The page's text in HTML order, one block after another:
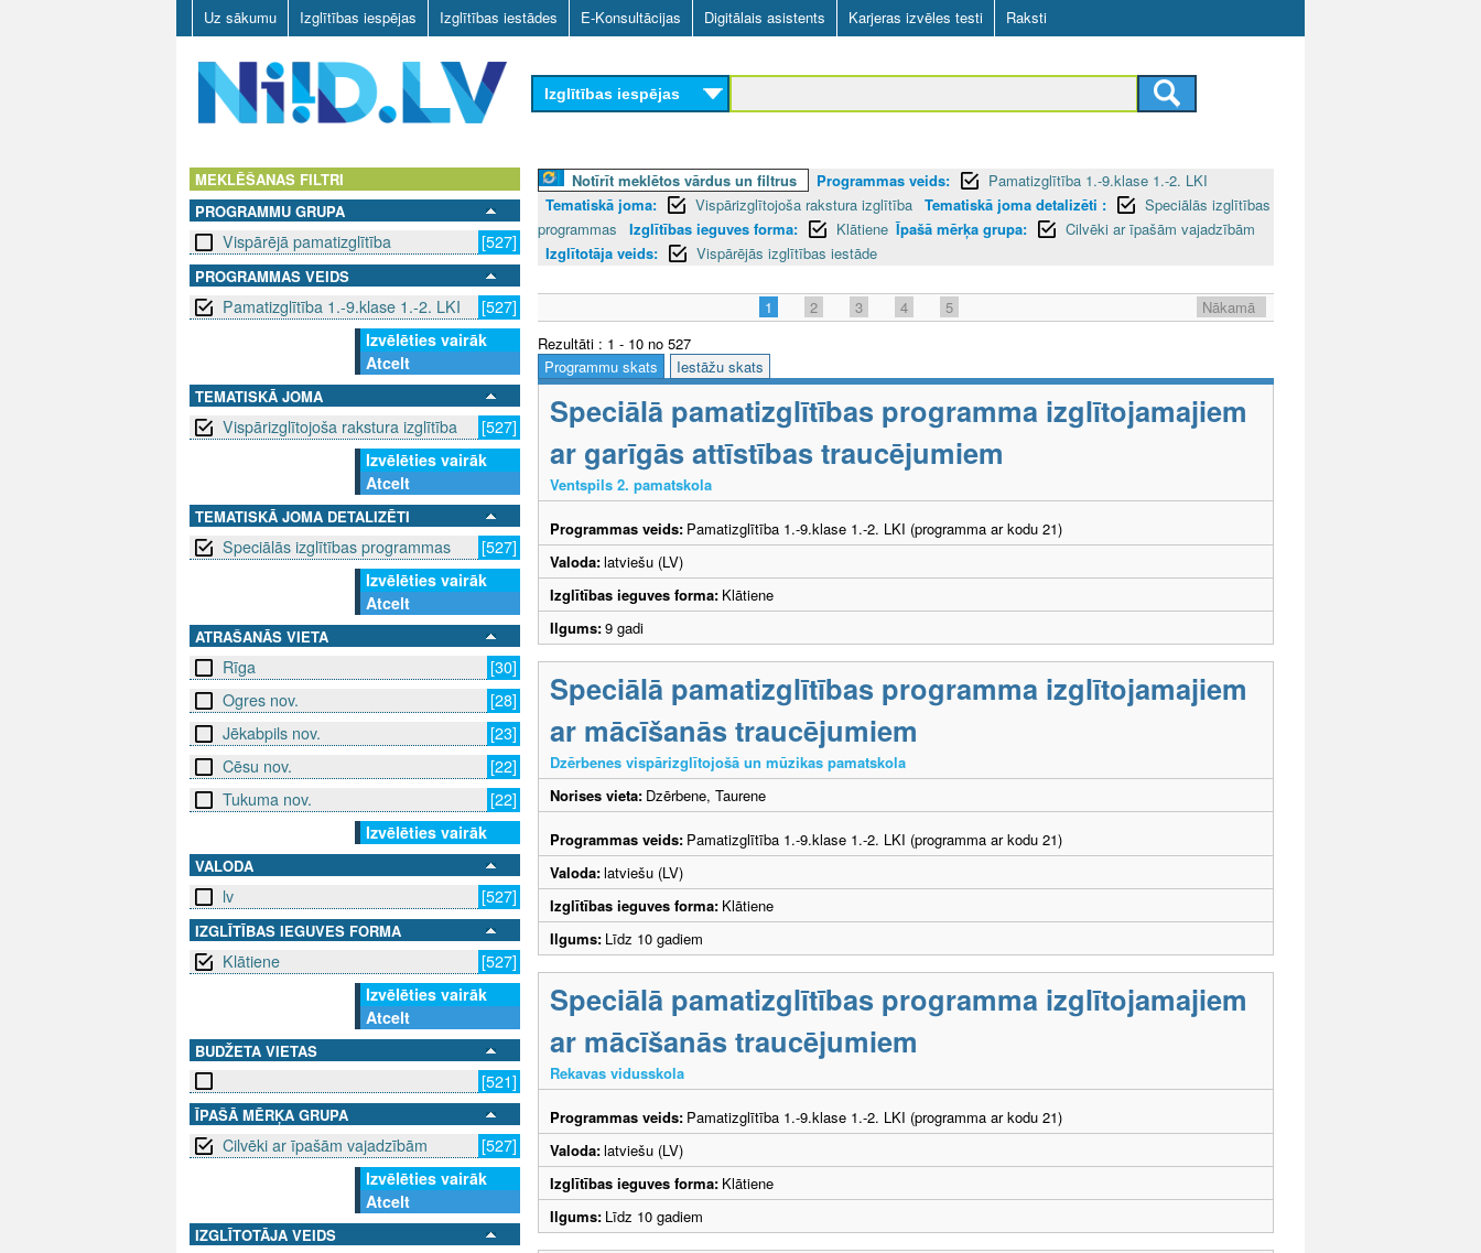
Skip
to
main
content
Uz sākumu Izglītības iespējas Izglītības iestādes E-Konsultācijas Digitālais asistents Karjeras izvēles testi Raksti
D
V
Izglītības iespējas
MEKLĒŠANAS FILTRI
PROGRAMMU GRUPA
Vispārējā pamatizglītība [527]
PROGRAMMAS VEIDS
Pamatizglītība 1.-9.klase 1.-2. LKI
[527]
Izvēlēties vairāk
Atcelt
TEMATISKĀ JOMA
Vispārizglītojoša rakstura izglītība
[527]
Izvēlēties vairāk
Atcelt
TEMATISKĀ JOMA DETALIZĒTI
Speciālās izglītības programmas
[527]
Izvēlēties vairāk
Atcelt
ATRAŠANĀS VIETA
Rīga
[30]
Ogres nov.
[28]
Jēkabpils nov.
[23]
Cēsu nov.
[22]
Tukuma nov.
[22]
Izvēlēties vairāk
VALODA
lv [527]
IZGLĪTĪBAS IEGUVES FORMA
Klātiene
[527]
Izvēlēties vairāk
Atcelt
BUDŽETA VIETAS
[521]
ĪPAŠĀ MĒRĶA GRUPA
Cilvēki ar īpašām vajadzībām
[527]
Izvēlēties vairāk
Atcelt
IZGLĪTOTĀJA VEIDS
Notīrīt meklētos vārdus un filtrus Programmas veids:
Pamatizglītība 1.-9.klase 1.-2. LKI
Tematiskā joma:
Vispārizglītojoša rakstura izglītība Tematiskā joma detalizēti :
Speciālās izglītības
programmas
Izglītības ieguves forma: Klātiene Īpašā mērķa grupa:
Cilvēki ar īpašām vajadzībām
Izglītotāja veids:
Vispārējās izglītības iestāde
1 2 3 4 5
Nākamā
Rezultāti : 1 - 10 no 527
Programmu skats
Iestāžu skats
Speciālā pamatizglītības programma izglītojamajiem
ar garīgās attīstības traucējumiem
Ventspils 2. pamatskola
Programmas veids: Pamatizglītība 1.-9.klase 1.-2. LKI (programma ar kodu 21)
Valoda:latviešu (LV)
Izglītības ieguves forma: Klātiene
Ilgums:9 gadi
Speciālā pamatizglītības programma izglītojamajiem
ar mācīšanās traucējumiem
Dzērbenes vispārizglītojošā un mūzikas pamatskola
Norises vieta: Dzērbene, Taurene
Programmas veids: Pamatizglītība 1.-9.klase 1.-2. LKI (programma ar kodu 21)
Valoda:latviešu (LV)
Izglītības ieguves forma: Klātiene
Ilgums: Līdz 10 gadiem
Speciālā pamatizglītības programma izglītojamajiem
ar mācīšanās traucējumiem
Rekavas vidusskola
Programmas veids: Pamatizglītība 1.-9.klase 1.-2. LKI (programma ar kodu 21)
Valoda:latviešu (LV)
Izglītības ieguves forma: Klātiene
Ilgums: Līdz 10 gadiem